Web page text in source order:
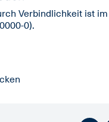
Verbindlichkeit ist
0).